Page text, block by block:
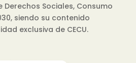
Derechos Sociales, Consumo
siendo su contenido
exclusiva de CECU.